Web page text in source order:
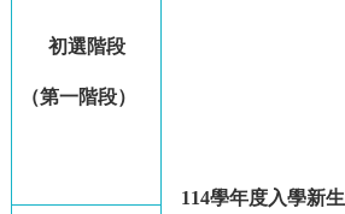
初選階段
（第一階段）
114學年度入學新生